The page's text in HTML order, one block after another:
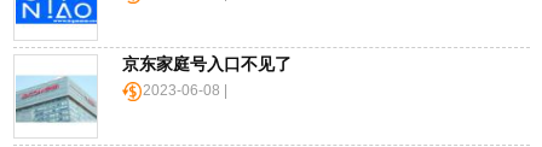
价
格
广
京东家庭号入口不见了
2023-06-08 |